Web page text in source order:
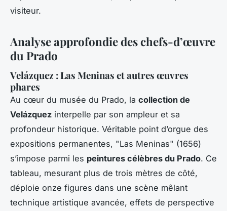
visiteur.
Analyse approfondie des chefs-d’œuvre
du Prado
Velázquez : Las Meninas et autres œuvres
phares
Au cœur du musée du Prado, la collection de
Velázquez interpelle par son ampleur et sa
profondeur historique. Véritable point d’orgue des
expositions permanentes, "Las Meninas" (1656)
s’impose parmi les peintures célèbres du Prado. Ce
tableau, mesurant plus de trois mètres de côté,
déploie onze figures dans une scène mêlant
technique artistique avancée, effets de perspective